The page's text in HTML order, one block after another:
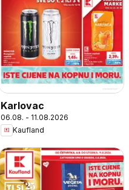
Karlovac
06.08. - 11.08.2026
Kaufland